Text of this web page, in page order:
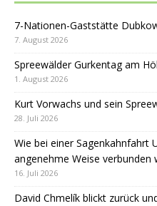
7-Nationen-Gaststätte
7. August 2026
Spreewälder Gurkentag am
1. August 2026
Kurt Vorwachs und sein
28. Juli 2026
Wie bei einer Sagenkahnfahrt
angenehme Weise verbunden
16. Juli 2026
David Chmelík blickt zurück